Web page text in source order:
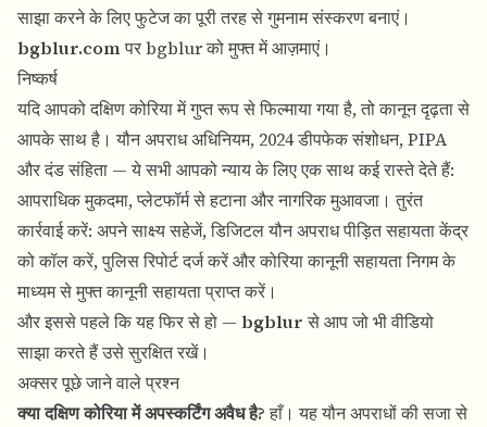
साझा करने के लिए फुटेज का पूरी तरह से गुमनाम संस्करण बनाएं।
bgblur.comपर bgblur को मुफ्त में आज़माएं।
निष्कर्ष
यदि आपको दक्षिण कोरिया में गुप्त रूप से फिल्माया गया है, तो कानून दृढ़ता से
आपके साथ है। यौन अपराध अधिनियम, 2024 डीपफेक संशोधन, PIPA
और दंड संहिता — ये सभी आपको न्याय के लिए एक साथ कई रास्ते देते हैं:
आपराधिक मुकदमा, प्लेटफॉर्म से हटाना और नागरिक मुआवजा। तुरंत
कार्रवाई करें: अपने साक्ष्य सहेजें, डिजिटल यौन अपराध पीड़ित सहायता केंद्र
को कॉल करें, पुलिस रिपोर्ट दर्ज करें और कोरिया कानूनी सहायता निगम के
माध्यम से मुफ्त कानूनी सहायता प्राप्त करें।
और इससे पहले कि यह फिर से हो — bgblurसे आप जो भी वीडियो
साझा करते हैं उसे सुरक्षित रखें।
अक्सर पूछे जाने वाले प्रश्न
क्या दक्षिण कोरिया में अपस्कर्टिंग अवैध है?हाँ। यह यौन अपराधों की सजा से